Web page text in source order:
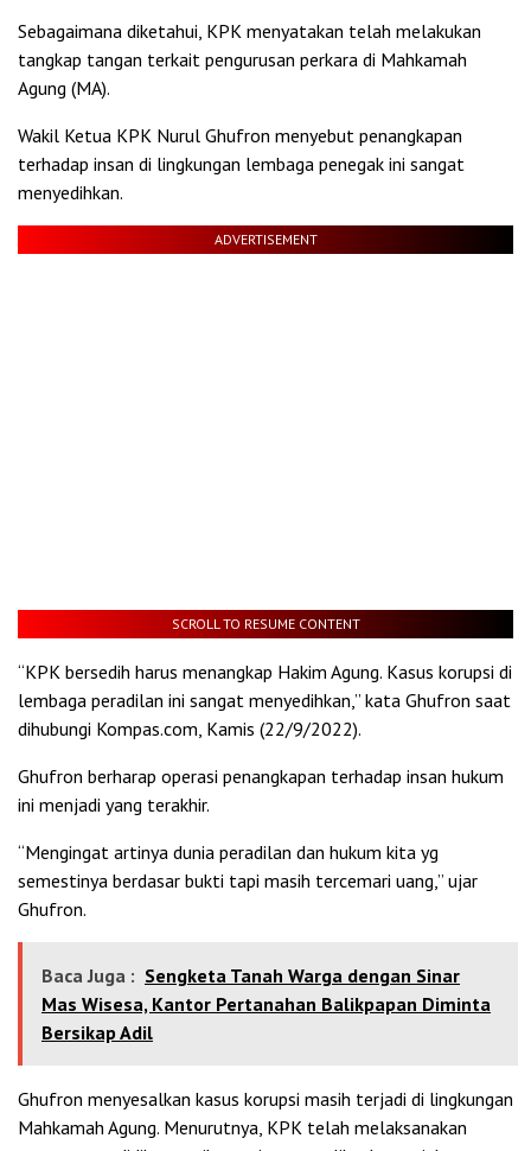
Sebagaimana diketahui, KPK menyatakan telah melakukan
tangkap tangan terkait pengurusan perkara di Mahkamah
Agung (MA).
Wakil Ketua KPK Nurul Ghufron menyebut penangkapan
terhadap insan di lingkungan lembaga penegak ini sangat
menyedihkan.
ADVERTISEMENT
SCROLL TO RESUME CONTENT
“KPK bersedih harus menangkap Hakim Agung. Kasus korupsi di
lembaga peradilan ini sangat menyedihkan,” kata Ghufron saat
dihubungi Kompas.com, Kamis (22/9/2022).
Ghufron berharap operasi penangkapan terhadap insan hukum
ini menjadi yang terakhir.
“Mengingat artinya dunia peradilan dan hukum kita yg
semestinya berdasar bukti tapi masih tercemari uang,” ujar
Ghufron.
Baca Juga : Sengketa Tanah Warga dengan Sinar
Mas Wisesa, Kantor Pertanahan Balikpapan Diminta
Bersikap Adil
Ghufron menyesalkan kasus korupsi masih terjadi di lingkungan
Mahkamah Agung. Menurutnya, KPK telah melaksanakan